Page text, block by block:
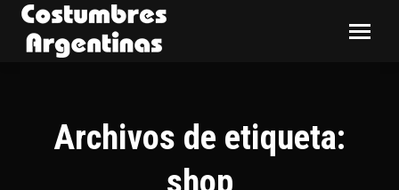
Archivos de etiqueta: